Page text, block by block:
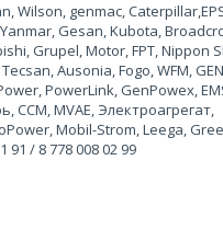
Wilson, genmac,
Gesan, Kubota,
Grupel, Motor, FPT, Nippon
Ausonia, Fogo, WFM,
PowerLink, GenPowex,
CCM, MVAE, Электроагрегат,
Mobil-Strom, Leega,
/ 8 778 008 02 99